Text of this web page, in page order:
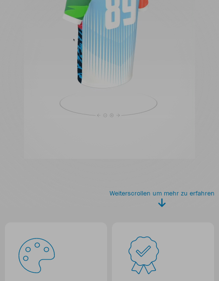
Weiterscrollen um mehr zu erfahren